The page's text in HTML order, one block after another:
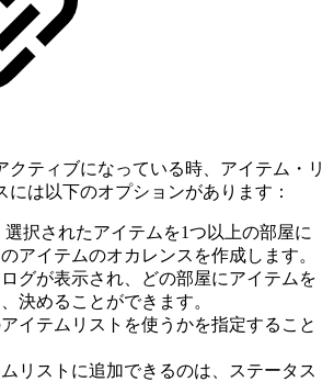
クティブになっている時、アイテム・リ
には以下のオプションがあります：
選択されたアイテムを1つ以上の部屋に
アイテムのオカレンスを作成します。
グが表示され、どの部屋にアイテムを
決めることができます。
イテムリストを使うかを指定すること
リストに追加できるのは、ステータス